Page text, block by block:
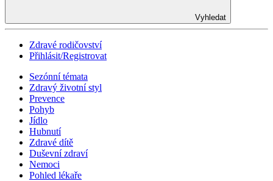
Vyhledat
Zdravé rodičovství
Přihlásit/Registrovat
Sezónní témata
Zdravý životní styl
Prevence
Pohyb
Jídlo
Hubnutí
Zdravé dítě
Duševní zdraví
Nemoci
Pohled lékaře